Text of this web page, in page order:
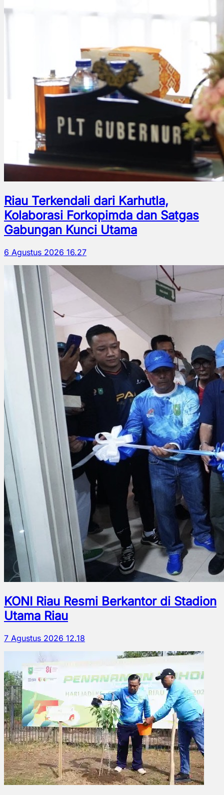
Riau Terkendali dari Karhutla,
Kolaborasi Forkopimda dan Satgas
Gabungan Kunci Utama
6 Agustus 2026 16.27
KONI Riau Resmi Berkantor di Stadion
Utama Riau
7 Agustus 2026 12.18